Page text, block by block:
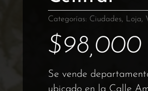
Categorías: Ciudades, Loja,
$98,000
Se vende
ubicado en la Calle